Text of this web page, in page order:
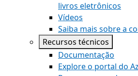
livros eletrônicos
Vídeos
Saiba mais sobre a
Recursos técnicos
Documentação
Explore o portal do